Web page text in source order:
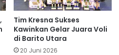
Tim Kresna Sukses
Kawinkan Gelar Juara Voli
di Barito Utara
20 Juni 2026